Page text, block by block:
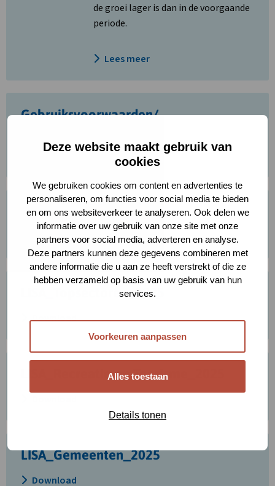
Deze website maakt gebruik van
cookies
We gebruiken cookies om content en advertenties te
personaliseren, om functies voor social media te bieden
en om ons websiteverkeer te analyseren. Ook delen we
informatie over uw gebruik van onze site met onze
partners voor social media, adverteren en analyse.
Deze partners kunnen deze gegevens combineren met
andere informatie die u aan ze heeft verstrekt of die ze
hebben verzameld op basis van uw gebruik van hun
services.
Voorkeuren aanpassen
Alles toestaan
Details tonen
de groei lager is dan in de voorgaande
periode.
Lees meer
Gebruiksvoorwaarden/
meer
Gebruiksvoorwaarden/
LISA_Provincie_2025
Download
Download
bestand
LISA_Provincie_2025
LISA_Topsectoren_2025
Download
Download
LISA_Recreatie-en-Toerisme_2025
Download
LISA_Recreatie-
LISA_Gemeenten_2025
Download
bestand